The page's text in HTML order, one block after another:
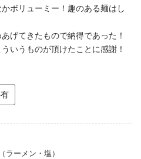
ボリューミー！趣のある麺はし
げてきたもので納得であった！
いうものが頂けたことに感謝！
ラーメン・塩）